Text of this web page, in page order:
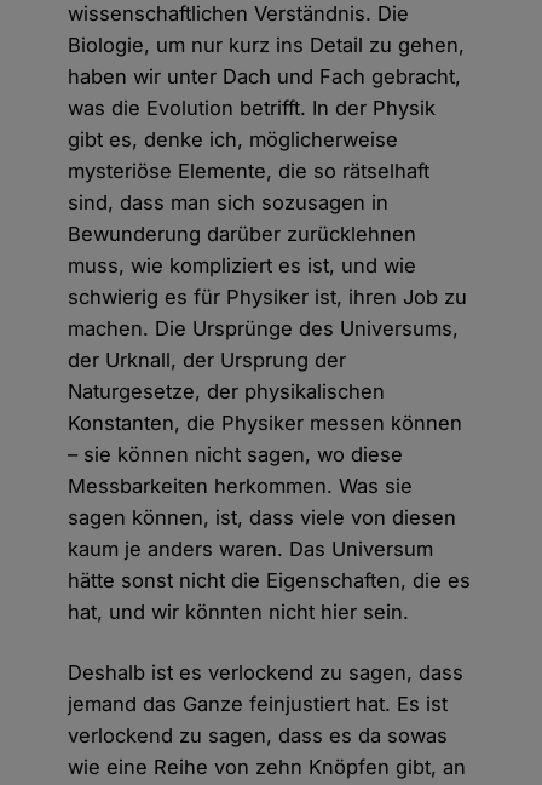
wissenschaftlichen Verständnis. Die
Biologie, um nur kurz ins Detail zu gehen,
haben wir unter Dach und Fach gebracht,
was die Evolution betrifft. In der Physik
gibt es, denke ich, möglicherweise
mysteriöse Elemente, die so rätselhaft
sind, dass man sich sozusagen in
Bewunderung darüber zurücklehnen
muss, wie kompliziert es ist, und wie
schwierig es für Physiker ist, ihren Job zu
machen. Die Ursprünge des Universums,
der Urknall, der Ursprung der
Naturgesetze, der physikalischen
Konstanten, die Physiker messen können
– sie können nicht sagen, wo diese
Messbarkeiten herkommen. Was sie
sagen können, ist, dass viele von diesen
kaum je anders waren. Das Universum
hätte sonst nicht die Eigenschaften, die es
hat, und wir könnten nicht hier sein.
Deshalb ist es verlockend zu sagen, dass
jemand das Ganze feinjustiert hat. Es ist
verlockend zu sagen, dass es da sowas
wie eine Reihe von zehn Knöpfen gibt, an